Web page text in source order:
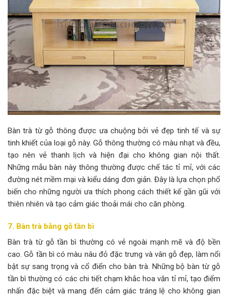
Bàn trà từ gỗ thông được ưa chuộng bởi vẻ đẹp tinh tế và sự
tinh khiết của loại gỗ này. Gỗ thông thường có màu nhạt và đều,
tạo nên vẻ thanh lịch và hiện đại cho không gian nội thất.
Những mẫu bàn này thông thường được chế tác tỉ mỉ, với các
đường nét mềm mại và kiểu dáng đơn giản. Đây là lựa chọn phổ
biến cho những người ưa thích phong cách thiết kế gần gũi với
thiên nhiên và tạo cảm giác thoải mái cho căn phòng.
7. Bàn trà bằng gỗtần bì
Bàn trà từ gỗ tần bì thường có vẻ ngoài mạnh mẽ và độ bền
cao. Gỗ tần bì có màu nâu đỏ đặc trưng và vân gỗ đẹp, làm nổi
bật sự sang trọng và cổ điển cho bàn trà. Những bộ bàn từ gỗ
tần bì thường có các chi tiết chạm khắc hoa văn tỉ mỉ, tạo điểm
nhấn đặc biệt và mang đến cảm giác tráng lệ cho không gian